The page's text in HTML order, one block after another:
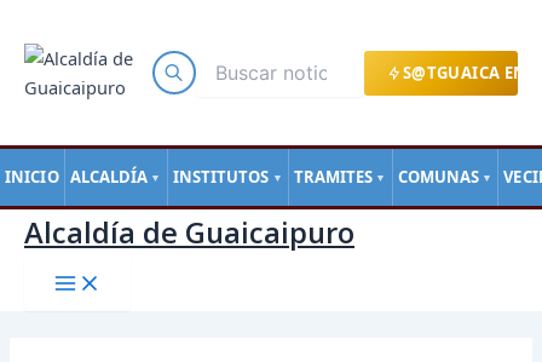
S@TGUAICA EN
INICIO ALCALDÍA ▼ INSTITUTOS ▼ TRAMITES ▼ COMUNAS ▼
contenido
Alcaldía de Guaicaipuro
de
entradas